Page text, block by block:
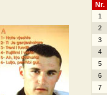
Nr.
1
2
3
4
5
6
7